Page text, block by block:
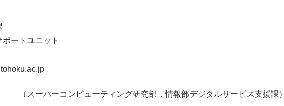
ートユニット
（スーパーコンピューティング研究部，情報部デジタルサービス支援課）